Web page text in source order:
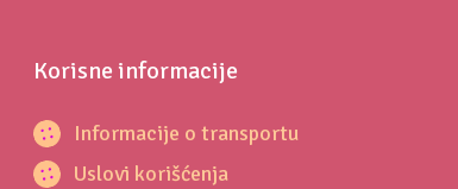
Korisne informacije
Informacije o transportu
Uslovi korišćenja